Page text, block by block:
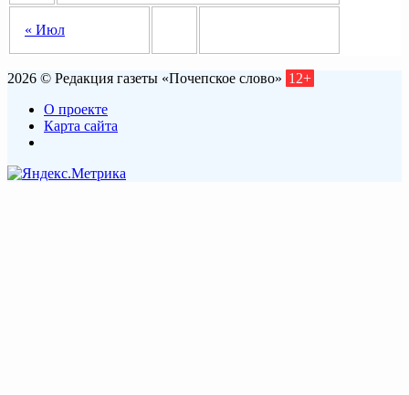
« Июл
2026 © Редакция газеты «Почепское слово» 12+
О проекте
Карта сайта